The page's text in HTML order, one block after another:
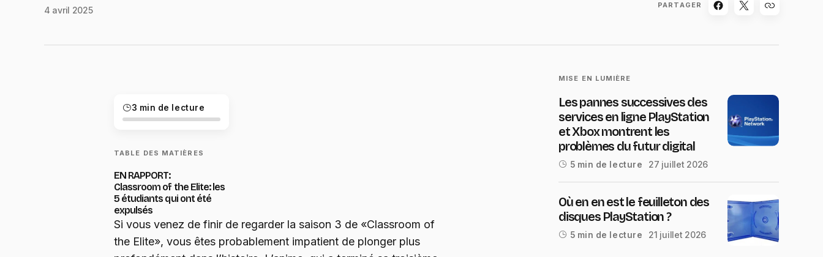
4 avril 2025 PARTAGER
3 min de lecture
TABLE DES MATIÈRES
EN RAPPORT:
Classroom of the Elite: les
5 étudiants qui ont été
expulsés
Si vous venez de finir de regarder la saison 3 de «Classroom of
the Elite», vous êtes probablement impatient de plonger plus
MISE EN LUMIÈRE
Les pannes successives des
services en ligne PlayStation
et Xbox montrent les
problèmes du futur digital
5 min de lecture 27 juillet 2026
Où en en est le feuilleton des
disques PlayStation ?
5 min de lecture 21 juillet 2026